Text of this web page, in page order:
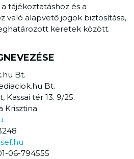
tájékoztatáshoz és a
való alapvető jogok biztosítása,
keretek között.
Bt.
Bt.
Kassai tér 13. 9/25.
Krisztina
06-794555